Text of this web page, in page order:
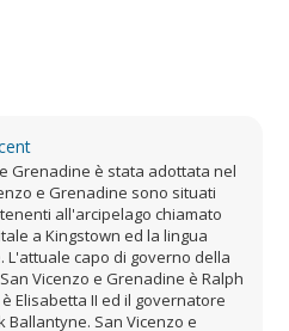
Grenadine è stata adottata nel
e Grenadine sono situati
all'arcipelago chiamato
a Kingstown ed la lingua
capo di governo della
Vicenzo e Grenadine è Ralph
Elisabetta II ed il governatore
Ballantyne. San Vicenzo e